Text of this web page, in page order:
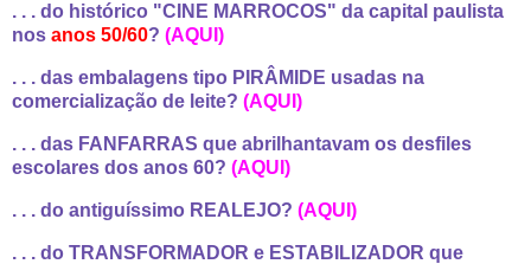
. . . do histórico "CINE MARROCOS" da capital paulista
nos anos 50/60? (AQUI)
. . . das embalagens tipo PIRÂMIDE usadas na
comercialização de leite? (AQUI)
. . . das FANFARRAS que abrilhantavam os desfiles
escolares dos anos 60? (AQUI)
. . . do antiguíssimo REALEJO? (AQUI)
. . . do TRANSFORMADOR e ESTABILIZADOR que